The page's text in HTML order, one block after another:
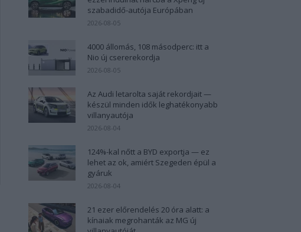
szabadidő-autója Európában
2026-08-05
4000 állomás, 108 másodperc: itt a
Nio új csererekordja
2026-08-05
Az Audi letarolta saját rekordjait —
készül minden idők leghatékonyabb
villanyautója
2026-08-04
124%-kal nőtt a BYD exportja — ez
lehet az ok, amiért Szegeden épül a
gyáruk
2026-08-04
21 ezer előrendelés 20 óra alatt: a
kínaiak megrohanták az MG új